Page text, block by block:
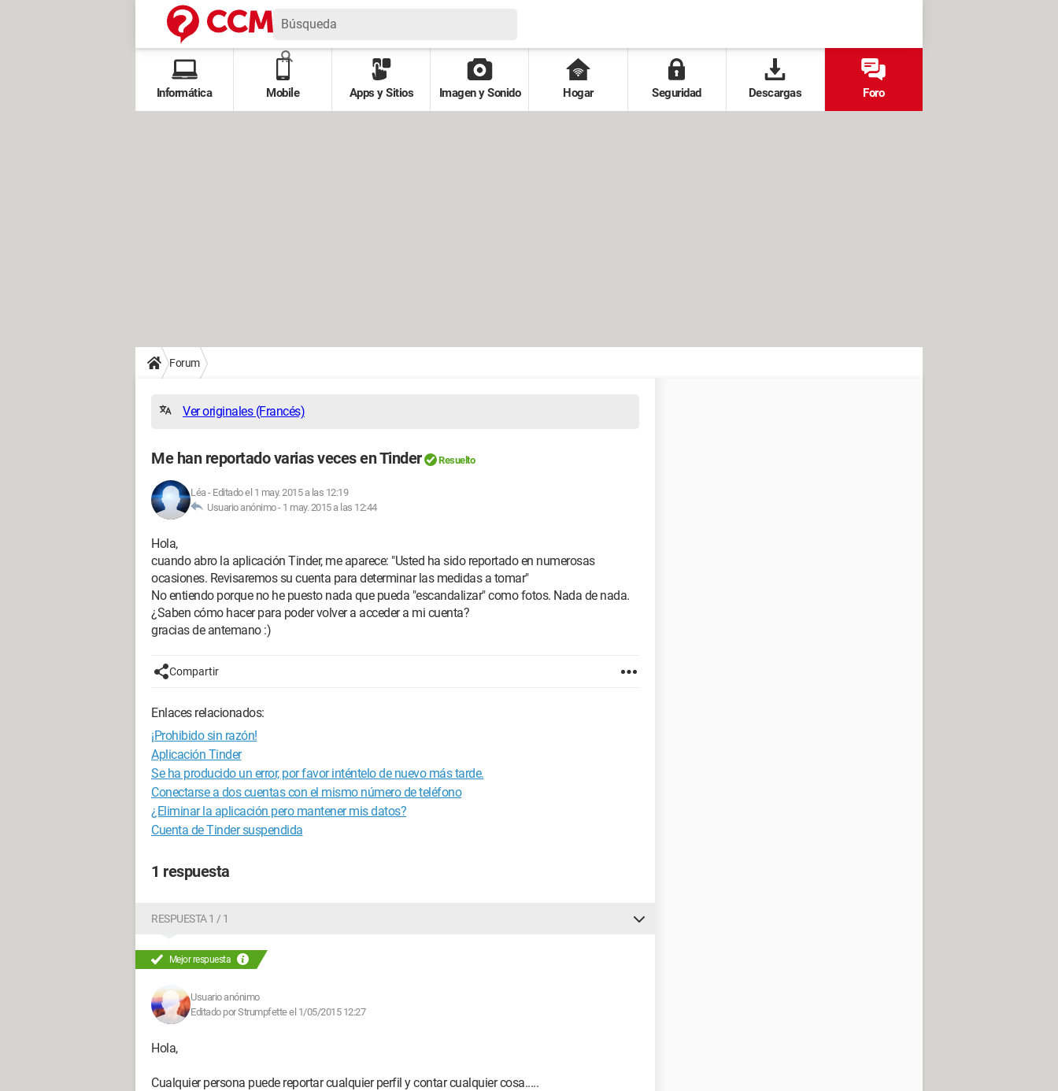
Informática Mobile Apps y Sitios Imagen y Sonido Hogar Seguridad Descargas Foro
Forum
Ver originales (Francés)
Me han reportado varias veces en Tinder Resuelto
Léa- Editado el 1 may. 2015 a las 12:19
Usuario anónimo - 1 may. 2015 a las 12:44
Hola,
cuando abro la aplicación Tinder, me aparece: "Usted ha sido reportado en numerosas
ocasiones. Revisaremos su cuenta para determinar las medidas a tomar"
No entiendo porque no he puesto nada que pueda "escandalizar" como fotos. Nada de nada.
¿Saben cómo hacer para poder volver a acceder a mi cuenta?
gracias de antemano :)
Compartir
Enlaces relacionados:
¡Prohibido sin razón!
Aplicación Tinder
Se ha producido un error, por favor inténtelo de nuevo más tarde.
Conectarse a dos cuentas con el mismo número de teléfono
¿Eliminar la aplicación pero mantener mis datos?
Cuenta de Tinder suspendida
1 respuesta
RESPUESTA 1 / 1
Mejor respuesta
Usuario anónimo
Editado por Strumpfette el 1/05/2015 12:27
Hola,
Cualquier persona puede reportar cualquier perfil y contar cualquier cosa.....